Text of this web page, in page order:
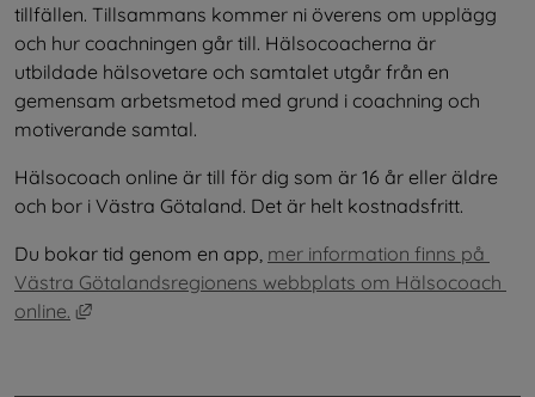
tillfällen. Tillsammans kommer ni överens om upplägg
och hur coachningen går till. Hälsocoacherna är
utbildade hälsovetare och samtalet utgår från en
gemensam arbetsmetod med grund i coachning och
motiverande samtal.
Hälsocoach online är till för dig som är 16 år eller äldre
och bor i Västra Götaland. Det är helt kostnadsfritt.
Du bokar tid genom en app, mer information finns på
Västra Götalandsregionens webbplats om Hälsocoach
online.
Länk till annan webbplats, öppnas i nytt fönster.